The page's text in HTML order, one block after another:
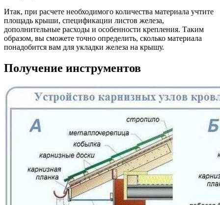
Итак, при расчете необходимого количества материала учтите
площадь крыши, спецификации листов железа,
дополнительные расходы и особенности крепления. Таким
образом, вы сможете точно определить, сколько материала
понадобится вам для укладки железа на крышу.
Получение инструментов